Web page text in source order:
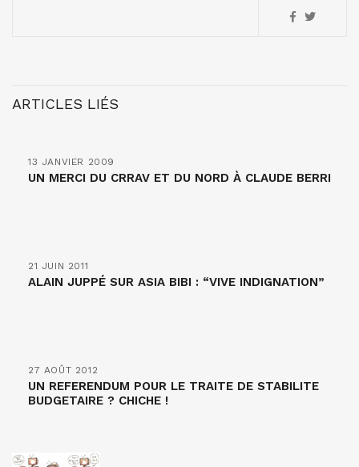
ARTICLES LIÉS
13 JANVIER 2009
UN MERCI DU CRRAV ET DU NORD À CLAUDE BERRI
21 JUIN 2011
ALAIN JUPPÉ SUR ASIA BIBI : “VIVE INDIGNATION”
27 AOÛT 2012
UN REFERENDUM POUR LE TRAITE DE STABILITE
BUDGETAIRE ? CHICHE !